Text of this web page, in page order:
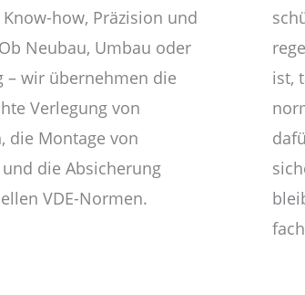
how, Präzision und
Neubau, Umbau oder
– wir übernehmen die
Verlegung von
die Montage von
die Absicherung
VDE-Normen.
ist,